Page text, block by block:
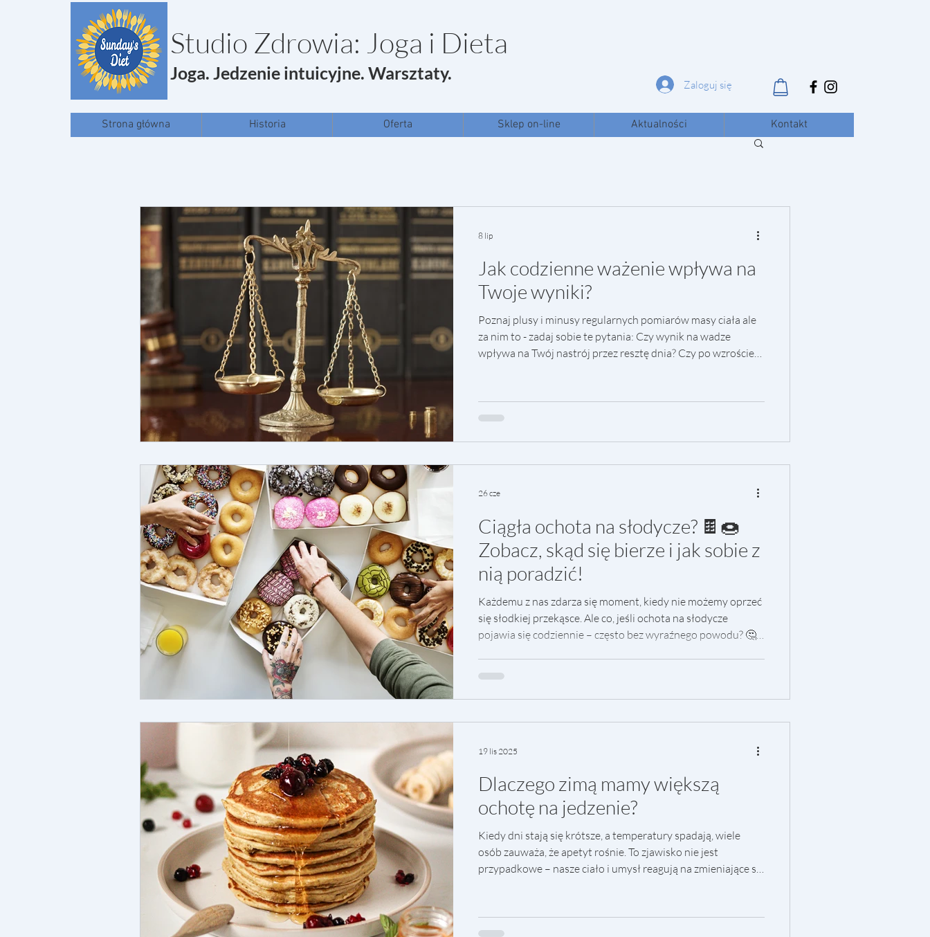
Studio Zdrowia: Joga i Dieta
Joga. Jedzenie intuicyjne. Warsztaty.
Zaloguj się
Strona główna Historia Oferta Sklep on-line Aktualności Kontakt
Jak codzienne ważenie wpływa na
Twoje wyniki?
Poznaj plusy i minusy regularnych pomiarów masy ciała ale
za nim to - zadaj sobie te pytania: Czy wynik na wadze
wpływa na Twój nastrój przez resztę dnia? Czy po wzroście
stres czy ilość soli w diecie? Czy potrafisz patrzeć na trend z
kilku tygodni, a nie na pojedynczy pomiar? Czy waga jest dla
8 lip
Ciągła ochota na słodycze? 🍫🍩
Zobacz, skąd się bierze i jak sobie z
nią poradzić!
Każdemu z nas zdarza się moment, kiedy nie możemy oprzeć
się słodkiej przekąsce. Ale co, jeśli ochota na słodycze
pojawia się codziennie – często bez wyraźnego powodu? 🤔
niezaspokojonych potrzebach – zarówno fizycznych, jak i
emocjonalnych. Dlaczego tak bardzo ciągnie nas do
26 cze
Dlaczego zimą mamy większą
ochotę na jedzenie?
Kiedy dni stają się krótsze, a temperatury spadają, wiele
osób zauważa, że apetyt rośnie. To zjawisko nie jest
przypadkowe – nasze ciało i umysł reagują na zmieniające się
potrzebuje więcej energii, aby utrzymać stałą temperaturę
19 lis 2025